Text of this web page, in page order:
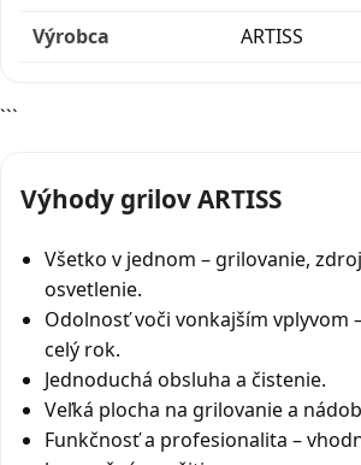
Výrobca
ARTISS
```
Výhody grilov ARTISS
Všetko v jednom – grilovanie,
osvetlenie.
Odolnosť voči vonkajším vplyvom
celý rok.
Jednoduchá obsluha a čistenie.
Veľká plocha na grilovanie a
Funkčnosť a profesionalita –